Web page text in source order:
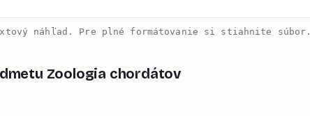
náhľad. Pre plné formátovanie si stiahnite súbor.
Zoologia chordátov